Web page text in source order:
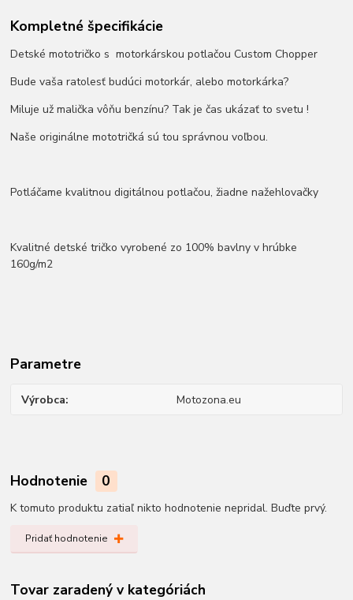
Kompletné špecifikácie
Detské mototričko s motorkárskou potlačou Custom Chopper
Bude vaša ratolesť budúci motorkár, alebo motorkárka?
Miluje už malička vôňu benzínu? Tak je čas ukázať to svetu !
Naše originálne mototričká sú tou správnou voľbou.
Potláčame kvalitnou digitálnou potlačou, žiadne nažehlovačky
Kvalitné detské tričko vyrobené zo 100% bavlny v hrúbke
160g/m2
Parametre
Výrobca Motozona.eu
Hodnotenie 0
K tomuto produktu zatiaľ nikto hodnotenie nepridal. Buďte prvý.
Pridať hodnotenie
Tovar zaradený v kategóriách